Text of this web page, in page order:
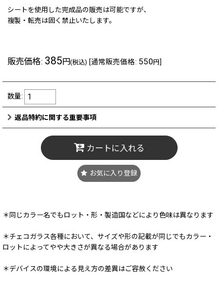
シートを使用した完成品の販売は可能ですが、
複製・転売は固く禁止いたします。
販売価格: 385円(税込) [通常販売価格: 550 円]
数量:
返品特約に関する重要事項
カートに入れる
お気に入り登録
＊同じカラー名でもロット・形・製造国などにより色味は異なります
＊チェコガラス各種において、サイズや形の記載が同じでもカラー・
ロットによってやや大きさが異なる場合があります
＊デバイスの環境による見え方の差異はご容赦ください